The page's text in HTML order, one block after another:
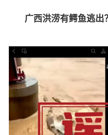
广西洪涝有鳄鱼逃出？